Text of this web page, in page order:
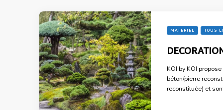
MATERIEL TOUS
KOI by KOI
béton/pierre
reconstituée) et